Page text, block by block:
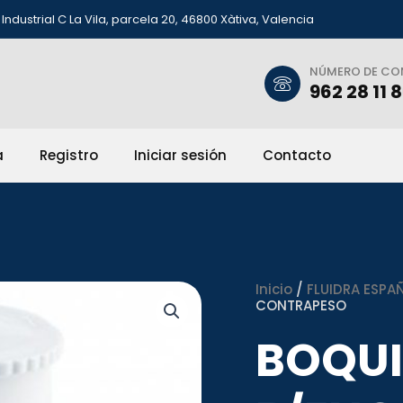
C La Vila, parcela 20, 46800 Xàtiva, Valencia
NÚMERO DE
962 28 11
Registro Iniciar sesión Contacto
Inicio / FLUIDRA
CONTRAPESO